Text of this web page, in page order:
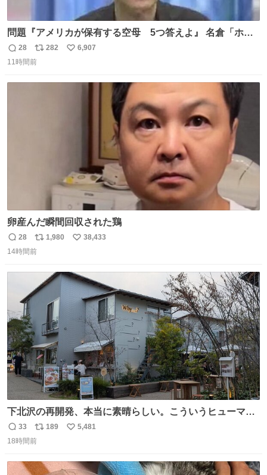
問題『アメリカが保有する空母 5つ答えよ』 名倉「ホン
マごめん、日本」
返
信
28
リ
ポ
282
い
6,907
11時間前
卵産んだ瞬間回収された鶏
返
信
28
リ
ポ
数
1,980
い
数
38,433
14時間前
下北沢の再開発、本当に素晴らしい。こういうヒューマン
スケールの開発がいいんだよ。
返
信
33
リ
ポ
ト
189
い
数
5,481
18時間前